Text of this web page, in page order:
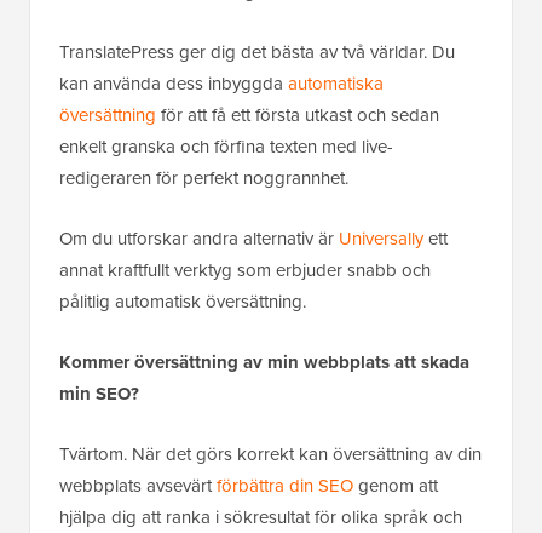
TranslatePress ger dig det bästa av två världar. Du
kan använda dess inbyggda automatiska
översättning för att få ett första utkast och sedan
enkelt granska och förfina texten med live-
redigeraren för perfekt noggrannhet.
Om du utforskar andra alternativ är Universallyett
annat kraftfullt verktyg som erbjuder snabb och
pålitlig automatisk översättning.
Kommer översättning av min webbplats att skada
min SEO?
Tvärtom. När det görs korrekt kan översättning av din
webbplats avsevärtförbättra din SEOgenom att
hjälpa dig att ranka i sökresultat för olika språk och